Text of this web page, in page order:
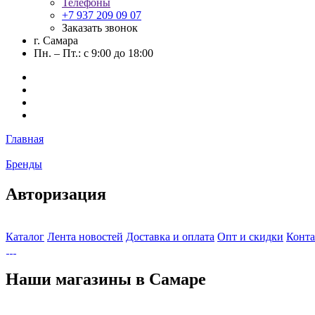
Телефоны
+7 937 209 09 07
Заказать звонок
г. Самара
Пн. – Пт.: с 9:00 до 18:00
Главная
Бренды
Авторизация
Каталог Лента новостей Доставка и оплата Опт и скидки
Наши магазины в Самаре